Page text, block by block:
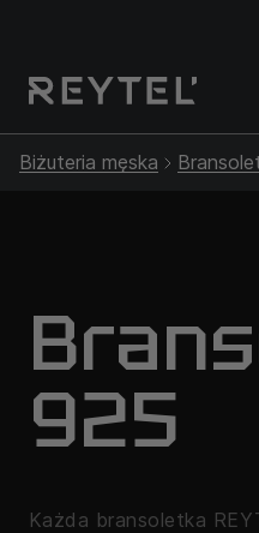
Biżuteria męska
925
Każda bransoletka